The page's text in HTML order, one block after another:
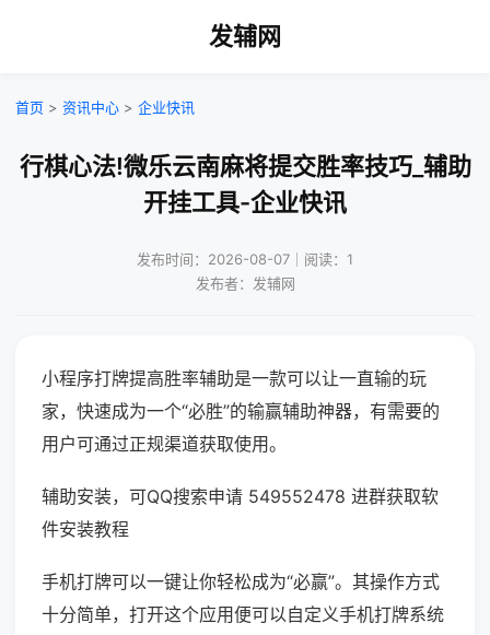
发辅网
首页 > 资讯中心 > 企业快讯
行棋心法!微乐云南麻将提交胜率技巧_辅助
开挂工具-企业快讯
发布时间：2026-08-07｜阅读：1
发布者：发辅网
小程序打牌提高胜率辅助是一款可以让一直输的玩
家，快速成为一个“必胜”的输赢辅助神器，有需要的
用户可通过正规渠道获取使用。
辅助安装，可QQ搜索申请 549552478 进群获取软
件安装教程
手机打牌可以一键让你轻松成为“必赢”。其操作方式
十分简单，打开这个应用便可以自定义手机打牌系统